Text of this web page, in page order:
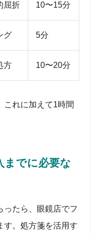
屈折 10〜15分
グ 5分
方 10〜20分
これに加えて1時間
までに必要な
ったら、眼鏡店でフ
す。処方箋を活用す